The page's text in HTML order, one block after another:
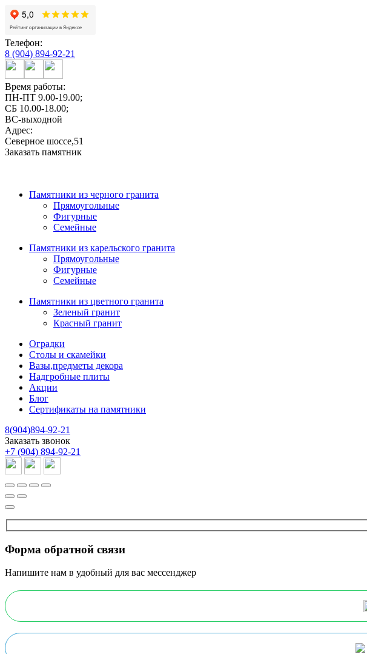
Телефон:
8 (904) 894-92-21
Время работы:
ПН-ПТ 9.00-19.00;
СБ 10.00-18.00;
ВС-выходной
Адрес:
Северное шоссе,51
Заказать памятник
Памятники из черного гранита
Прямоугольные
Фигурные
Семейные
Памятники из карельского гранита
Прямоугольные
Фигурные
Семейные
Памятники из цветного гранита
Зеленый гранит
Красный гранит
Оградки
Столы и скамейки
Вазы,предметы декора
Надгробные плиты
Акции
Блог
Сертификаты на памятники
8(904)894-92-21
Заказать звонок
+7 (904) 894-92-21
Форма обратной связи
Напишите нам в удобный для вас мессенджер